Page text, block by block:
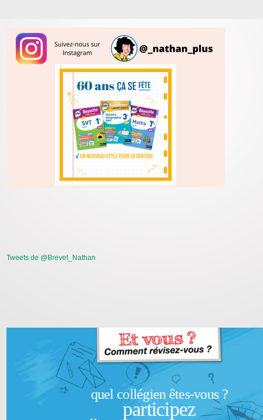
Tweets de @Brevet_Nathan
quel collégien êtes-vous ?
participez